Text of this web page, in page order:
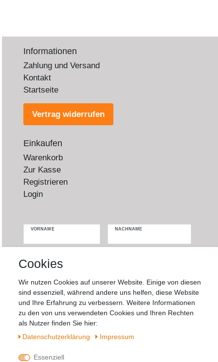
Informationen
Zahlung und Versand
Kontakt
Startseite
Vertrag widerrufen
Einkaufen
Warenkorb
Zur Kasse
Registrieren
Login
VORNAME NACHNAME
Honig
Hiermit bestätige ich, dass ich dieDaten­
schutz­erklärunggelesen habe. Meine
Einwilligung kann ich jederzeit widerrufen.**
Abonnieren
Cookies
Wir nutzen Cookies auf unserer Website. Einige von diesen
sind essenziell, während andere uns helfen, diese Website
und Ihre Erfahrung zu verbessern. Weitere Informationen
zu den von uns verwendeten Cookies und Ihren Rechten
als Nutzer finden Sie hier:
Daten­schutz­erklärung
Impressum
Essenziell